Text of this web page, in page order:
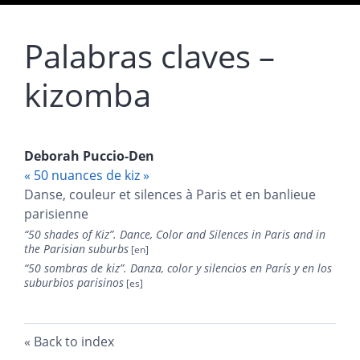
Palabras claves –
kizomba
Deborah Puccio-Den
« 50 nuances de kiz »
Danse, couleur et silences à Paris et en banlieue
parisienne
“50 shades of Kiz”. Dance, Color and Silences in Paris and in
the Parisian suburbs
“50 sombras de kiz”. Danza, color y silencios en París yen los
suburbios parisinos
Back to index